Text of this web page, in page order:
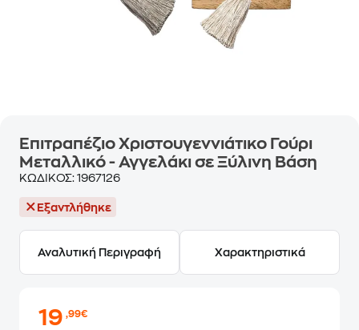
Επιτραπέζιο Χριστουγεννιάτικο Γούρι
Μεταλλικό - Αγγελάκι σε Ξύλινη Βάση
ΚΩΔΙΚΟΣ: 1967126
Εξαντλήθηκε
Αναλυτική Περιγραφή Χαρακτηριστικά
19,99€